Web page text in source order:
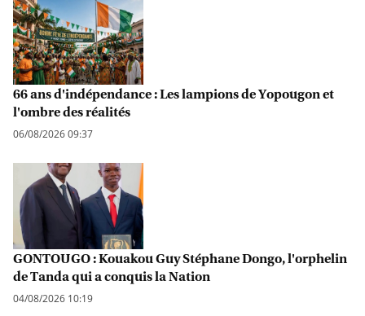
66 ans d'indépendance : Les lampions de Yopougon et
l'ombre des réalités
06/08/2026 09:37
GONTOUGO : Kouakou Guy Stéphane Dongo, l'orphelin
de Tanda qui a conquis la Nation
04/08/2026 10:19